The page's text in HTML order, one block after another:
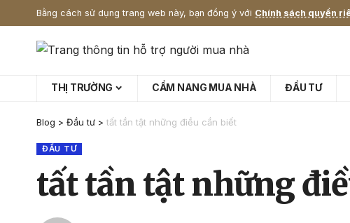
Bằng cách sử dụng trang web này, bạn đồng ý với Chính sách quyền
THỊ TRƯỜNG CẨM NANG MUA NHÀ ĐẦU TƯ
Blog > Đầu tư > tất tần tật những điều cần biết
ĐẦU TƯ
tất tần tật những